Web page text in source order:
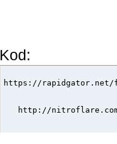
Kod:
https://rapidgator.net/
http://nitroflare.com/